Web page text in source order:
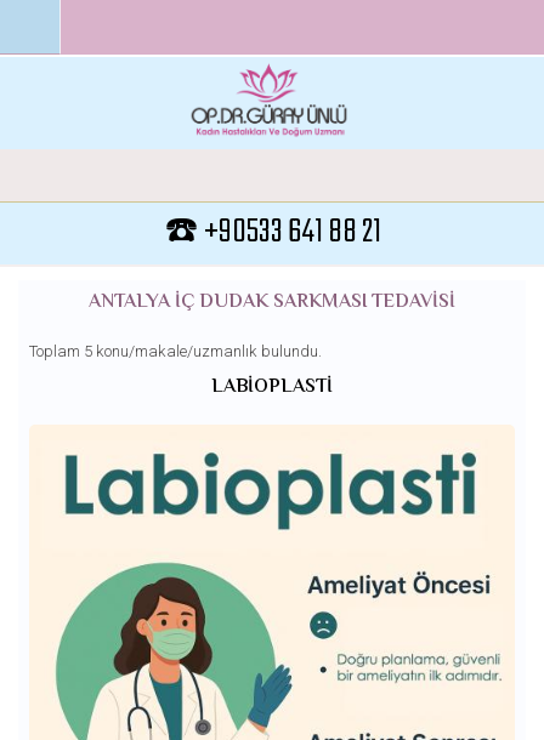
☎️ +90533 641 88 21
ANTALYA IÇ DUDAK SARKMASI TEDAVISI
Toplam 5 konu/makale/uzmanlık bulundu.
LABIOPLASTI